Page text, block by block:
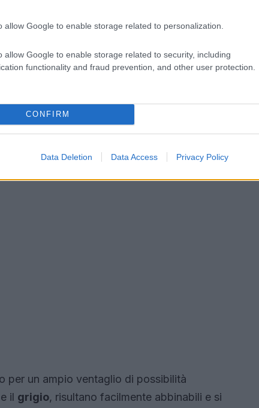
allow Google to enable storage related to personalization.
allow Google to enable storage related to security, including
functionality and fraud prevention, and other user protection.
CONFIRM
Data Deletion Data Access Privacy Policy
rappresenta un’arte che richiede
, queste borse possono essere
Per un outfit da giorno, una maxi
abbinata a un paio di jeans e a un maglione
moda. Per la sera, invece, una tracolla nera in
un tocco sofisticato a un vestito elegante.
per un ampio ventaglio di possibilità
e il grigio, risultano facilmente abbinabili e si